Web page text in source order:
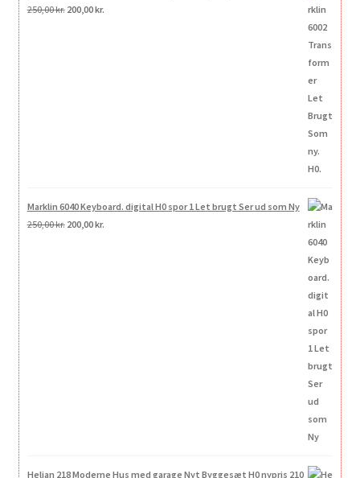
250,00kr. Den
200,00kr.Den
Marklin 6040 Keyboard. digital H0 spor 1 Let brugt Ser ud som Ny
250,00kr. Den
200,00kr.Den
Heljan 218 Moderne Hus med garage Nyt Byggesæt H0 nypris 210